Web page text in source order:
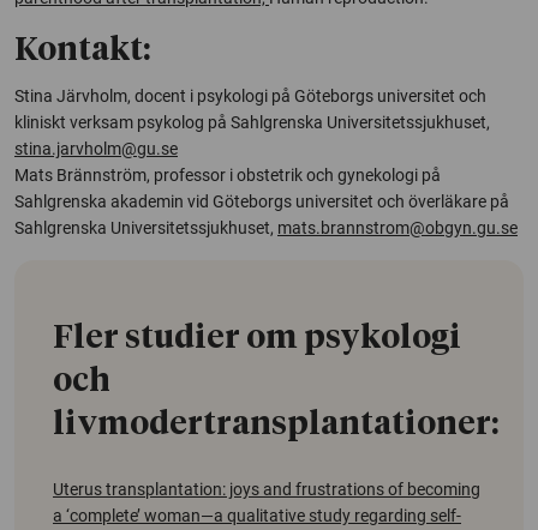
Kontakt:
Stina Järvholm, docent i psykologi på Göteborgs universitet och
kliniskt verksam psykolog på Sahlgrenska Universitetssjukhuset,
stina.jarvholm@gu.se
Mats Brännström, professor i obstetrik och gynekologi på
Sahlgrenska akademin vid Göteborgs universitet och överläkare på
Sahlgrenska Universitetssjukhuset, mats.brannstrom@obgyn.gu.se
Fler studier om psykologi
och
livmodertransplantationer:
Uterus transplantation: joys and frustrations of becoming
a ‘complete’ woman—a qualitative study regarding self-